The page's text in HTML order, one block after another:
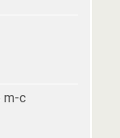
m-c